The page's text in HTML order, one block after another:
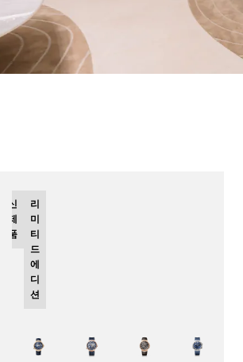
신
제
품
리
미
티
드
에
디
션